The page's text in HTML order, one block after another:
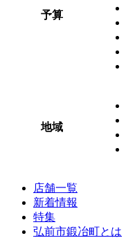
予算
地域
店舗一覧
新着情報
特集
弘前市鍛冶町とは